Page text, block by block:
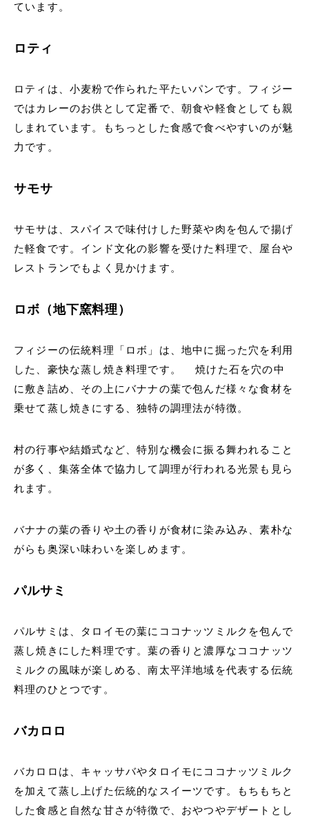
ています。
ロティ
ロティは、小麦粉で作られた平たいパンです。フィジー
ではカレーのお供として定番で、朝食や軽食としても親
しまれています。もちっとした食感で食べやすいのが魅
力です。
サモサ
サモサは、スパイスで味付けした野菜や肉を包んで揚げ
た軽食です。インド文化の影響を受けた料理で、屋台や
レストランでもよく見かけます。
ロボ（地下窯料理）
フィジーの伝統料理「ロボ」は、地中に掘った穴を利用
した、豪快な蒸し焼き料理です。 焼けた石を穴の中
に敷き詰め、その上にバナナの葉で包んだ様々な食材を
乗せて蒸し焼きにする、独特の調理法が特徴。
村の行事や結婚式など、特別な機会に振る舞われること
が多く、集落全体で協力して調理が行われる光景も見ら
れます。
バナナの葉の香りや土の香りが食材に染み込み、素朴な
がらも奥深い味わいを楽しめます。
パルサミ
パルサミは、タロイモの葉にココナッツミルクを包んで
蒸し焼きにした料理です。葉の香りと濃厚なココナッツ
ミルクの風味が楽しめる、南太平洋地域を代表する伝統
料理のひとつです。
バカロロ
バカロロは、キャッサバやタロイモにココナッツミルク
を加えて蒸し上げた伝統的なスイーツです。もちもちと
した食感と自然な甘さが特徴で、おやつやデザートとし